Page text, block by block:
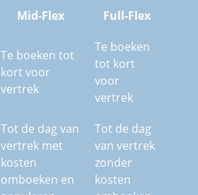
Mid-Flex Full-Flex
Te boeken tot
kort voor
vertrek
Te boeken
tot kort
voor
vertrek
Tot de dag van
vertrek met
kosten
omboeken en
Tot de dag
van vertrek
zonder
kosten